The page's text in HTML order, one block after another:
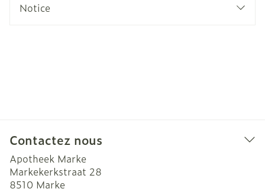
Notice
Contactez nous
Apotheek Marke
Markekerkstraat 28
8510 Marke